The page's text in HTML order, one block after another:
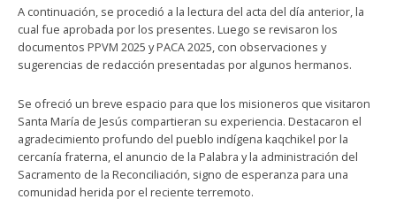
A continuación, se procedió a la lectura del acta del día anterior, la
cual fue aprobada por los presentes. Luego se revisaron los
documentos PPVM 2025 y PACA 2025, con observaciones y
sugerencias de redacción presentadas por algunos hermanos.
Se ofreció un breve espacio para que los misioneros que visitaron
Santa María de Jesús compartieran su experiencia. Destacaron el
agradecimiento profundo del pueblo indígena kaqchikel por la
cercanía fraterna, el anuncio de la Palabra y la administración del
Sacramento de la Reconciliación, signo de esperanza para una
comunidad herida por el reciente terremoto.